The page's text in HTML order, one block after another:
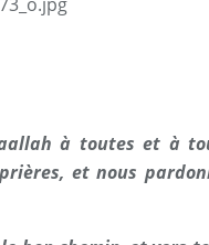
à toutes et à
et nous